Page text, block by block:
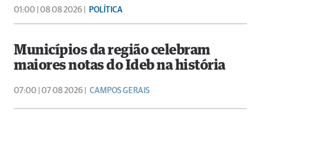
01:00 | 08 08 2026 | POLÍTICA
Municípios da região celebram
maiores notas do Ideb na história
07:00 | 07 08 2026 | CAMPOS GERAIS